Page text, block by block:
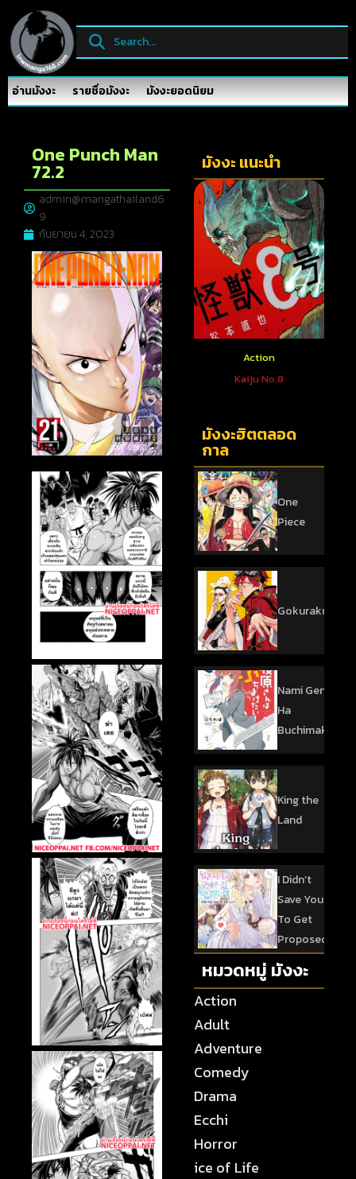
อ่านมังงะ รายชื่อมังงะ มังงะยอดนิยม
One Punch Man
72.2
admin@mangathailand6
9
กันยายน 4, 2023
มังงะ แนะนำ
Action
One Punch Man
Action
Kaiju No.8
มังงะฮิตตลอด
กาล
One
Piece
Gokurakugai
Nami Gensan
Ha
Buchimaketai!
King the
Land
I Didn’t
Save You
To Get
Proposed
หมวดหมู่ มังงะ
Action
Adult
Adventure
Comedy
Drama
Ecchi
Horror
ice of Life